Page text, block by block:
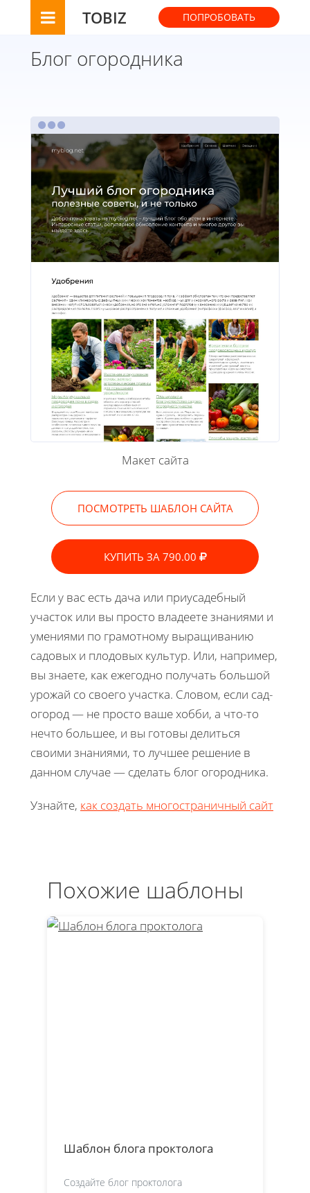
TOBIZ ПОПРОБОВАТЬ
Блог огородника
Макет сайта
ПОСМОТРЕТЬ ШАБЛОН САЙТА
КУПИТЬ ЗА 790.00
Если у вас есть дача или приусадебный
участок или вы просто владеете знаниями и
умениями по грамотному выращиванию
садовых и плодовых культур. Или, например,
вы знаете, как ежегодно получать большой
урожай со своего участка. Словом, если сад-
огород — не просто ваше хобби, а что-то
нечто большее, и вы готовы делиться
своими знаниями, то лучшее решение в
данном случае — сделать блог огородника.
Узнайте, как создать многостраничный сайт
Похожие шаблоны
Шаблон блога проктолога
Создайте блог проктолога